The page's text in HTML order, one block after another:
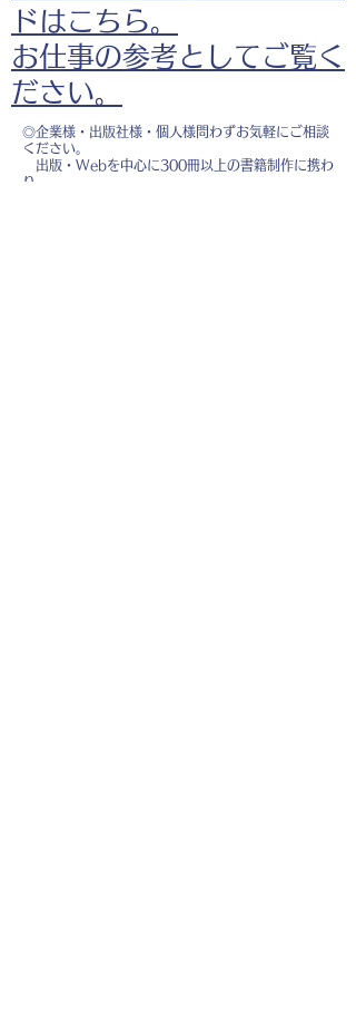
ドはこちら。
お仕事の参考としてご覧く
ださい。
◎企業様・出版社様・個人様問わずお気軽にご相談
ください。
出版・Webを中心に300冊以上の書籍制作に携わ
り、